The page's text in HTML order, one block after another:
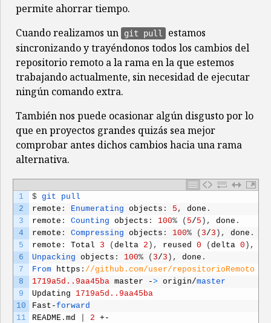
permite ahorrar tiempo.
Cuando realizamos un
git pull
estamos
sincronizando y trayéndonos todos los cambios del
repositorio remoto a la rama en la que estemos
trabajando actualmente, sin necesidad de ejecutar
ningún comando extra.
También nos puede ocasionar algún disgusto por lo
que en proyectos grandes quizás sea mejor
comprobar antes dichos cambios hacia una rama
alternativa.
1
2
3
4
5
6
7
8
9
10
11
$ git pull
remote : Enumerating objects : 5 , done .
remote : Counting objects : 100% ( 5/5 ) , done .
remote : Compressing objects : 100% ( 3/3 ) , done .
remote : Total 3 ( delta 2 ) , reused 0 ( delta 0 ) ,
Unpacking objects : 100% ( 3/3 ) , done .
From https : //github.com/user/repositorioRemoto
1719a5d..9aa45ba master -> origin/master
Updating
1719a5d..9aa45ba
Fast -forward
README . md 2 +-